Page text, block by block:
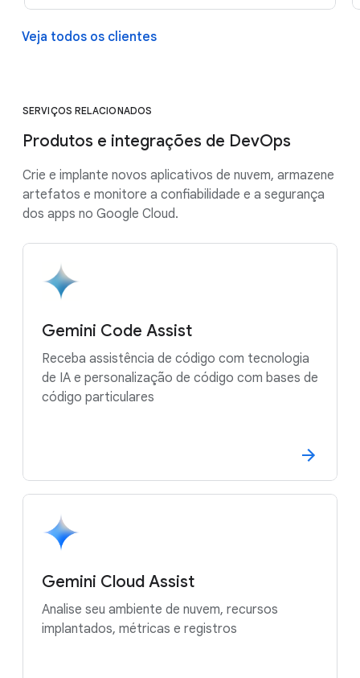
Veja todos os clientes
SERVIÇOS RELACIONADOS
Produtos e integrações de DevOps
Crie e implante novos aplicativos de nuvem, armazene
artefatos e monitore a confiabilidade e a segurança
dos apps no Google Cloud.
Gemini Code Assist
Receba assistência de código com tecnologia
de IA e personalização de código com bases de
código particulares
Gemini Cloud Assist
Analise seu ambiente de nuvem, recursos
implantados, métricas e registros